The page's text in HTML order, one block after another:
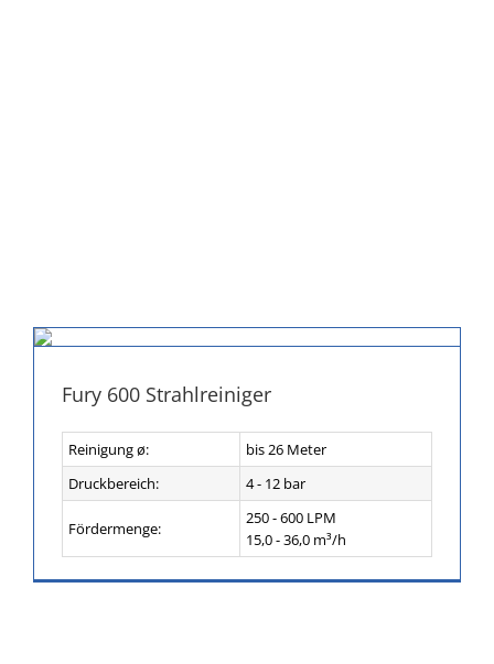
Fury 600 Strahlreiniger
Reinigung ø:
bis 26 Meter
Druckbereich:
4 - 12 bar
Fördermenge:
250 - 600 LPM
15,0 - 36,0 m³/h